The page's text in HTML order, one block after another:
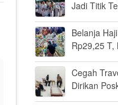
Jadi Titik
Belanja
Rp29,25 T,
Saudi
Cegah
Dirikan